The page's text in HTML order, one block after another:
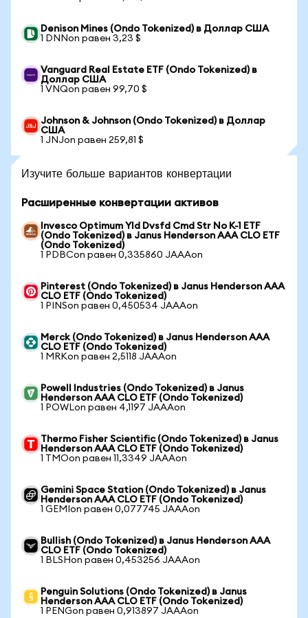
Denison Mines (Ondo Tokenized) в Доллар США
1 DNNon равен 3,23 $
Vanguard Real Estate ETF (Ondo Tokenized) в
Доллар США
1 VNQon равен 99,70 $
Johnson & Johnson (Ondo Tokenized) в Доллар
США
1 JNJon равен 259,81 $
Изучите больше вариантов конвертации
Расширенные конвертации активов
Invesco Optimum Yld Dvsfd Cmd Str No K-1 ETF
(Ondo Tokenized) в Janus Henderson AAA CLO ETF
(Ondo Tokenized)
1 PDBCon равен 0,335860 JAAAon
Pinterest (Ondo Tokenized) в Janus Henderson AAA
CLO ETF (Ondo Tokenized)
1 PINSon равен 0,450534 JAAAon
Merck (Ondo Tokenized) в Janus Henderson AAA
CLO ETF (Ondo Tokenized)
1 MRKon равен 2,5118 JAAAon
Powell Industries (Ondo Tokenized) в Janus
Henderson AAA CLO ETF (Ondo Tokenized)
1 POWLon равен 4,1197 JAAAon
Thermo Fisher Scientific (Ondo Tokenized) в Janus
Henderson AAA CLO ETF (Ondo Tokenized)
1 TMOon равен 11,3349 JAAAon
Gemini Space Station (Ondo Tokenized) в Janus
Henderson AAA CLO ETF (Ondo Tokenized)
1 GEMIon равен 0,077745 JAAAon
Bullish (Ondo Tokenized) в Janus Henderson AAA
CLO ETF (Ondo Tokenized)
1 BLSHon равен 0,453256 JAAAon
Penguin Solutions (Ondo Tokenized) в Janus
Henderson AAA CLO ETF (Ondo Tokenized)
1 PENGon равен 0,913897 JAAAon